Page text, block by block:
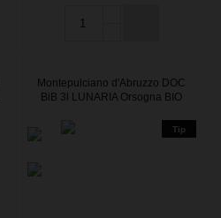
Montepulciano d'Abruzzo DOC
BiB 3l LUNARIA Orsogna BIO
Tip